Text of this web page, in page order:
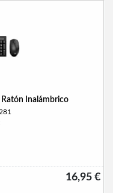
Inalámbrico
16,95 €